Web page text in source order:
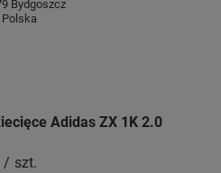
Bydgoszcz
Polska
Adidas ZX 1K 2.0
/ szt.